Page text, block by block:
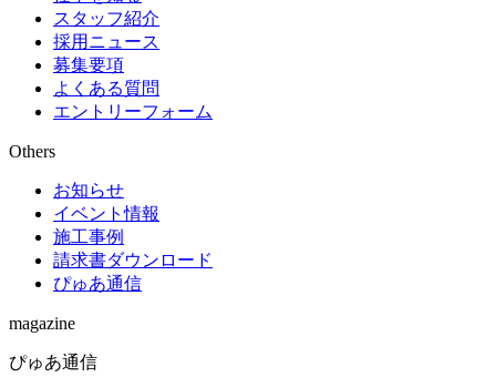
スタッフ紹介
採用ニュース
募集要項
よくある質問
エントリーフォーム
Others
お知らせ
イベント情報
施工事例
請求書ダウンロード
ぴゅあ通信
magazine
ぴゅあ通信